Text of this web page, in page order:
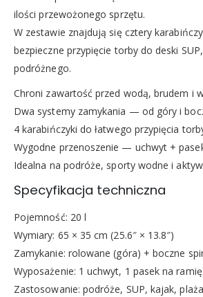
ilości przewożonego sprzętu.
W zestawie znajdują się cztery
bezpieczne przypięcie torby do deski
podróżnego.
Chroni zawartość przed wodą, brudem i
Dwa systemy zamykania — od góry i
4 karabińczyki do łatwego przypięcia
Wygodne przenoszenie — uchwyt +
Idealna na podróże, sporty wodne i
Specyfikacja techniczna
Pojemność: 20 l
Wymiary: 65 × 35 cm (25.6″ × 13.8″)
Zamykanie: rolowane (góra) + boczne
Wyposażenie: 1 uchwyt, 1 pasek na
Zastosowanie: podróże, SUP, kajak,